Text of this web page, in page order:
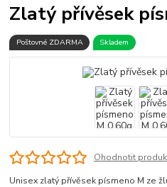
Zlatý přívěsek
Poštovné ZDARMA Skladem
Ohodnotit
Unisex zlatý přívěsek písmeno M ze